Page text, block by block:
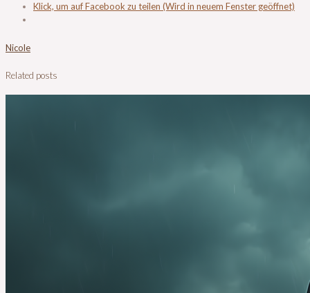
Klick, um auf Facebook zu teilen (Wird in neuem Fenster geöffnet)
Nicole
Related posts